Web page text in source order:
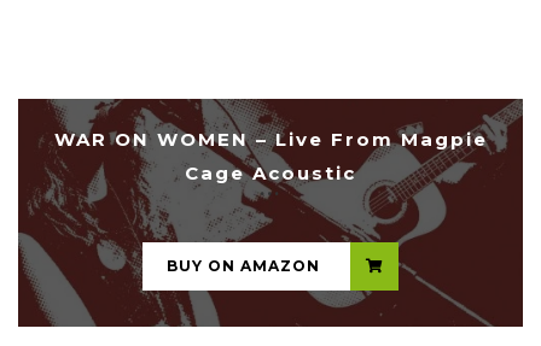
WAR ON WOMEN – Live From Magpie
Cage Acoustic
...
BUY ON AMAZON